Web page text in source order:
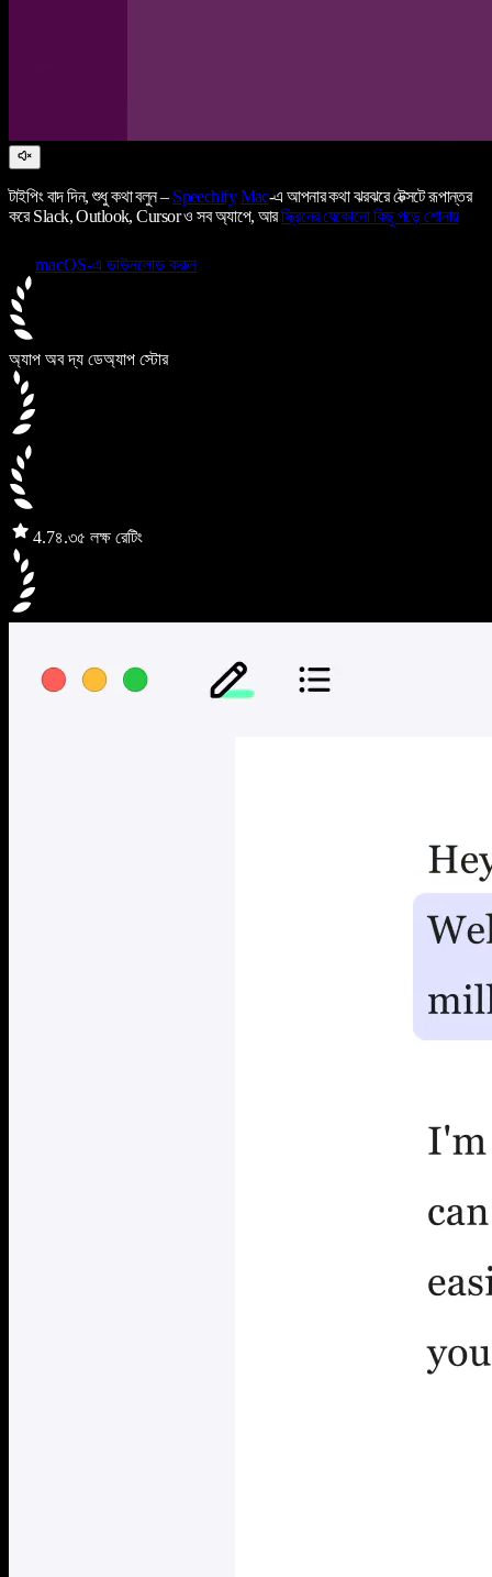
টাইপিং বাদ দিন, শুধু কথা বলুন – Speechify Mac-এ আপনার কথা ঝরঝরে টেক্সটে রূপান্তর
করে Slack, Outlook, Cursor ও সব অ্যাপে, আরস্ক্রিনের যেকোনো কিছু পড়ে শোনায়
macOS-এ ডাউনলোড করুন
অ্যাপ অব দ্য ডেঅ্যাপ স্টোর
4.7৪.৩৫ লক্ষ রেটিং